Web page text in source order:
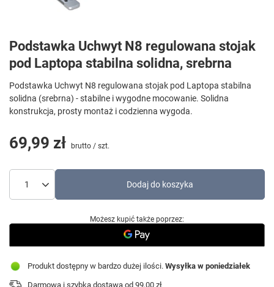
Podstawka Uchwyt N8 regulowana stojak
pod Laptopa stabilna solidna, srebrna
Podstawka Uchwyt N8 regulowana stojak pod Laptopa stabilna
solidna (srebrna) - stabilne i wygodne mocowanie. Solidna
konstrukcja, prosty montaż i codzienna wygoda.
69,99 zł brutto / szt.
Dodaj do koszyka
Możesz kupić także poprzez:
Produkt dostępny w bardzo dużej ilości Wysyłka w poniedziałek
Darmowa i szybka dostawa od 99,00 zł